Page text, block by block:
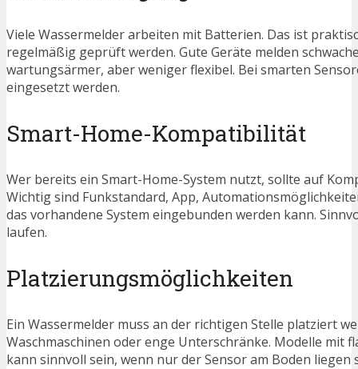
Viele Wassermelder arbeiten mit Batterien. Das ist
regelmäßig geprüft werden. Gute Geräte melden
wartungsärmer, aber weniger flexibel. Bei smarten
eingesetzt werden.
Smart-Home-Kompatibilität
Wer bereits ein Smart-Home-System nutzt, sollte auf
Wichtig sind Funkstandard, App,
das vorhandene System eingebunden werden kann.
laufen.
Platzierungsmöglichkeiten
Ein Wassermelder muss an der richtigen Stelle platziert
Waschmaschinen oder enge Unterschränke. Modelle mit
kann sinnvoll sein, wenn nur der Sensor am Boden